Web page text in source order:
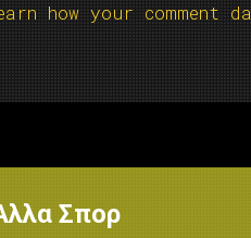
how your comment
Σπορ